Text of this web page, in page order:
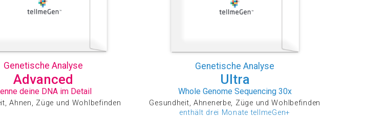
Genetische Analyse
Advanced
deine DNA im Detail
Ahnen, Züge und Wohlbefinden
Genetische Analyse
Ultra
Whole Genome Sequencing 30x
Gesundheit, Ahnenerbe, Züge und Wohlbefinden
enthält drei Monate tellmeGen+